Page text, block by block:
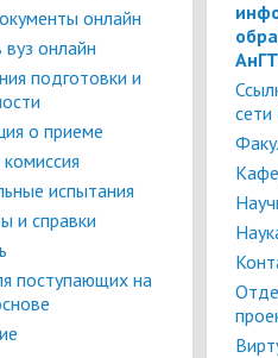
Финансово-
деятельность
Организация питания
образовательной
Информация
высшего
Международное
Информационная
сотрудников и
вопросам
инфекции и
дистанционного
платной основе
Для поступающих
Запорожской
Херсонской области
Дополнительный
онлайн
онлайн
подготовки и
о приеме
испытания
и справки
поступающих на